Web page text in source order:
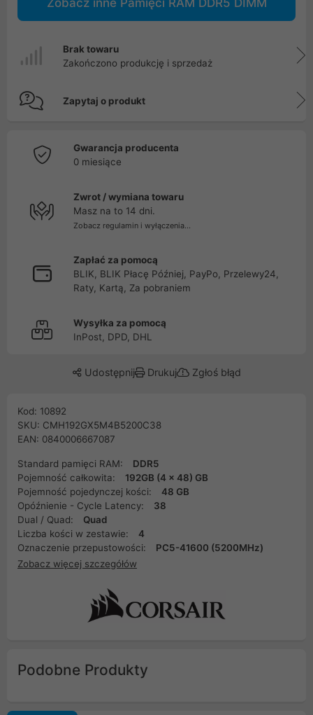
Zobacz inne Pamięci RAM DDR5 DIMM
Brak towaru
Zakończono produkcję i sprzedaż
Zapytaj o produkt
Gwarancja producenta
0 miesiące
Zwrot / wymiana towaru
Masz na to 14 dni.
Zobacz regulamin i wyłączenia...
Zapłać za pomocą
BLIK, BLIK Płacę Później, PayPo, Przelewy24,
Raty, Kartą, Za pobraniem
Wysyłka za pomocą
InPost, DPD, DHL
Udostępnij Drukuj Zgłoś błąd
Kod: 10892
SKU: CMH192GX5M4B5200C38
EAN: 0840006667087
Standard pamięci RAM:
DDR5
Pojemność całkowita:
192GB (4 x 48) GB
Pojemność pojedynczej kości:
48 GB
Opóźnienie - Cycle Latency:
38
Dual / Quad:
Quad
Liczba kości w zestawie:
4
Oznaczenie przepustowości:
PC5-41600 (5200MHz)
Zobacz więcej szczegółów
Podobne Produkty